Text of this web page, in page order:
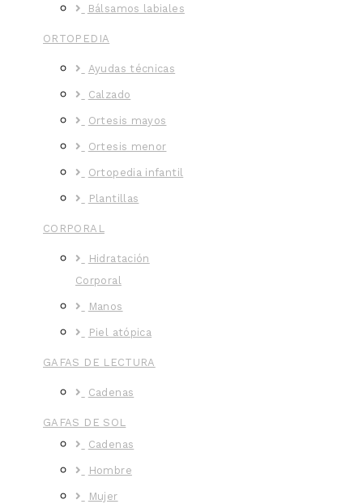
Bálsamos labiales
ORTOPEDIA
Ayudas técnicas
Calzado
Ortesis mayos
Ortesis menor
Ortopedia infantil
Plantillas
CORPORAL
Hidratación
Corporal
Manos
Piel atópica
GAFAS DE LECTURA
Cadenas
GAFAS DE SOL
Cadenas
Hombre
Mujer